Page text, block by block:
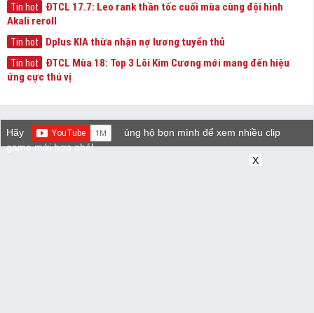
Tin hot
ĐTCL 17.7: Leo rank thần tốc cuối mùa cùng đội hình
Akali reroll
Tin hot Dplus KIA thừa nhận nợ lương tuyển thủ
Tin hot
ĐTCL Mùa 18: Top 3 Lõi Kim Cương mới mang đến hiệu
ứng cực thú vị
Hãy
ủng hộ bọn mình để xem nhiều clip
game mới hơn nhé!
X